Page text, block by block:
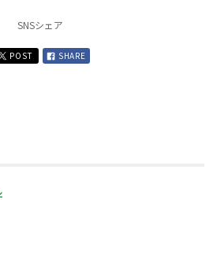
SNSシェア
POST SHARE